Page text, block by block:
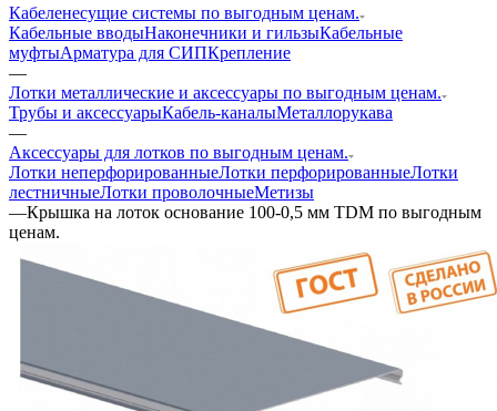
Кабеленесущие системы по выгодным ценам.
Кабельные вводыНаконечники и гильзыКабельные
муфтыАрматура для СИПКрепление
—
Лотки металлические и аксессуары по выгодным ценам.
Трубы и аксессуарыКабель-каналыМеталлорукава
—
Аксессуары для лотков по выгодным ценам.
Лотки неперфорированныеЛотки перфорированныеЛотки
лестничныеЛотки проволочныеМетизы
—Крышка на лоток основание 100-0,5 мм TDM по выгодным
ценам.